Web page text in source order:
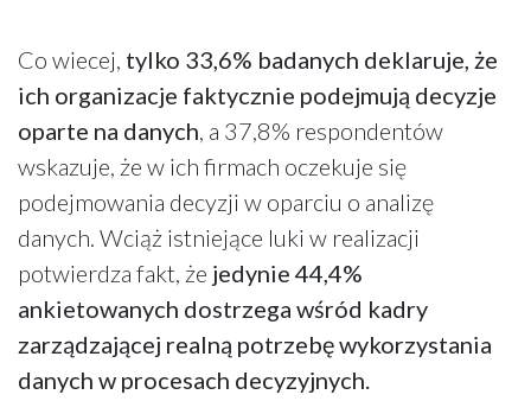
Co wiecej, tylko 33,6% badanych deklaruje, że
ich organizacje faktycznie podejmują decyzje
oparte na danych, a 37,8% respondentów
wskazuje, że w ich firmach oczekuje się
podejmowania decyzji w oparciu o analizę
danych. Wciąż istniejące luki w realizacji
potwierdza fakt, że jedynie 44,4%
ankietowanych dostrzega wśród kadry
zarządzającej realną potrzebę wykorzystania
danych w procesach decyzyjnych.